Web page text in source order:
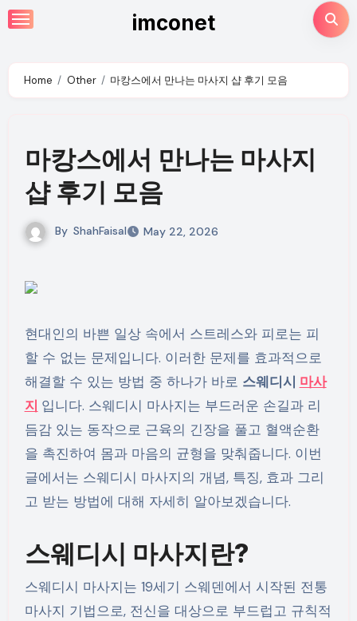
Skip
to
imconet
Home Other 마캉스에서 만나는 마사지 샵 후기 모음
마캉스에서 만나는 마사지
샵 후기 모음
By ShahFaisal May 22, 2026
현대인의 바쁜 일상 속에서 스트레스와 피로는 피
할 수 없는 문제입니다. 이러한 문제를 효과적으로
해결할 수 있는 방법 중 하나가 바로 스웨디시 마사
지 입니다. 스웨디시 마사지는 부드러운 손길과 리
듬감 있는 동작으로 근육의 긴장을 풀고 혈액순환
을 촉진하여 몸과 마음의 균형을 맞춰줍니다. 이번
글에서는 스웨디시 마사지의 개념, 특징, 효과 그리
고 받는 방법에 대해 자세히 알아보겠습니다.
스웨디시 마사지란?
스웨디시 마사지는 19세기 스웨덴에서 시작된 전통
마사지 기법으로, 전신을 대상으로 부드럽고 규칙적